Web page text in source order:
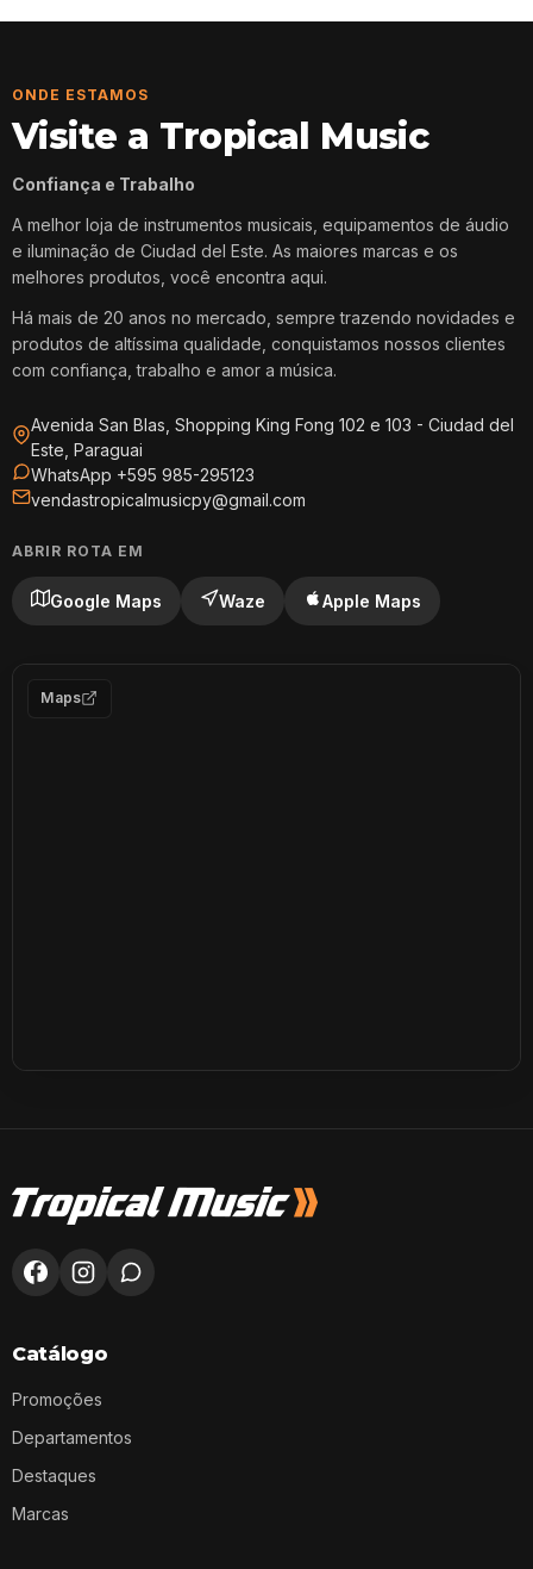
ONDE ESTAMOS
Visite a Tropical Music
Confiança e Trabalho
A melhor loja de instrumentos musicais, equipamentos de áudio
e iluminação de Ciudad del Este. As maiores marcas e os
melhores produtos, você encontra aqui.
Há mais de 20 anos no mercado, sempre trazendo novidades e
produtos de altíssima qualidade, conquistamos nossos clientes
com confiança, trabalho e amor a música.
Avenida San Blas, Shopping King Fong 102 e 103 - Ciudad del
Este, Paraguai
WhatsApp +595 985-295123
vendastropicalmusicpy@gmail.com
ABRIR ROTA EM
Google Maps Waze Apple Maps
Maps
Catálogo
Promoções
Departamentos
Destaques
Marcas